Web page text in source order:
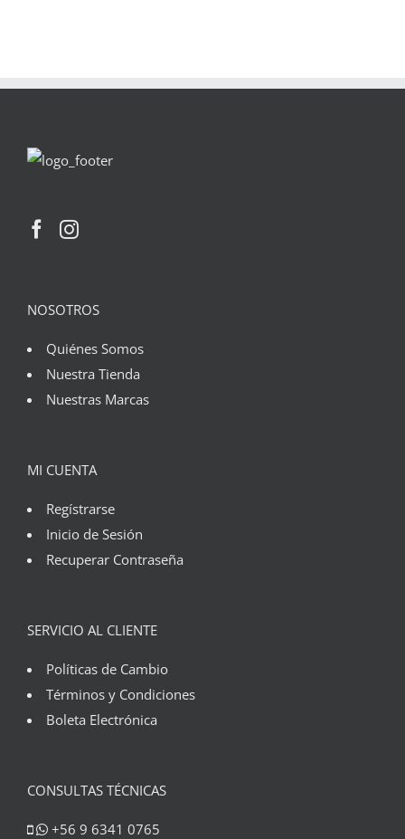
NOSOTROS
Quiénes Somos
Nuestra Tienda
Nuestras Marcas
MI CUENTA
Regístrarse
Inicio de Sesión
Recuperar Contraseña
SERVICIO AL CLIENTE
Políticas de Cambio
Términos y Condiciones
Boleta Electrónica
CONSULTAS TÉCNICAS
+56 9 6341 0765